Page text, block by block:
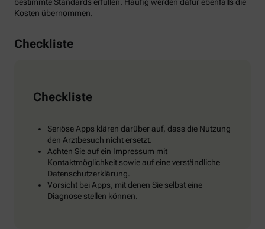
bestimmte Standards erfüllen. Häufig werden dafür ebenfalls die
Kosten übernommen.
Checkliste
Checkliste
Seriöse Apps klären darüber auf, dass die Nutzung
den Arztbesuch nicht ersetzt.
Achten Sie auf ein Impressum mit
Kontaktmöglichkeit sowie auf eine verständliche
Datenschutzerklärung.
Vorsicht bei Apps, mit denen Sie selbst eine
Diagnose stellen können.